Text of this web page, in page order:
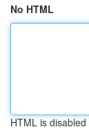
No HTML
HTML is disabled